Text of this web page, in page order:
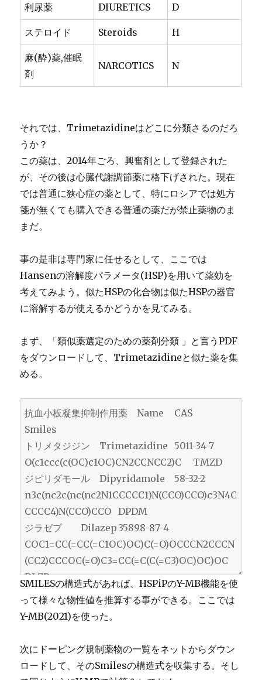
利尿薬 DIURETICS D
ステロイド Steroids H
麻(酔)薬,催眠
剤
NARCOTICS N
それでは、Trimetazidineはどこに分類さるのだろ
うか？
この薬は、2014年ごろ、興奮剤として登録された
が、その後は心臓代謝調節薬に格下げされた。現在
では普通に狭心症の薬として、特にロシアでは処方
箋が無くても購入できる普通の薬だが禁止薬物のま
まだ。
事の是非は専門家に任せるとして、ここでは
Hansenの溶解度パラメータ(HSP)を用いて薬効を
考えてみよう。似たHSPの化合物は似たHSPの器官
に溶解するが使えるかどうかを見てみる。
まず、「類似薬選定のための薬剤分類 」と言うPDF
をダウンロードして、Trimetazidineと似た薬を集
める。
SMILESの構造式があれば、HSPiPのY-MB機能を使
って様々な物性値を推算する事ができる。ここでは
Y-MB(2021)を使った。
次にドーピング規制薬物の一覧をネットからダウン
ロードして、そのSmilesの構造式を収集する。そし